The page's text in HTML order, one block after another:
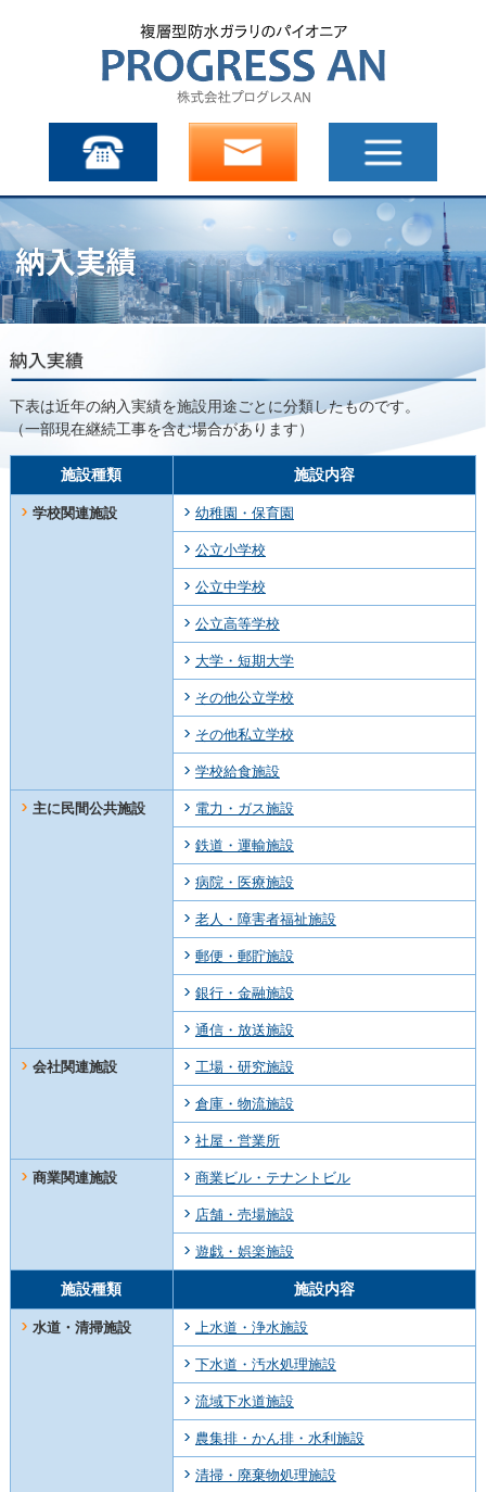
下表は近年の納入実績を施設用途ごとに分類したものです。
（一部現在継続工事を含む場合があります）
施設種類 施設内容
学校関連施設 幼稚園・保育園
公立小学校
公立中学校
公立高等学校
大学・短期大学
その他公立学校
その他私立学校
学校給食施設
主に民間公共施設 電力・ガス施設
鉄道・運輸施設
病院・医療施設
老人・障害者福祉施設
郵便・郵貯施設
銀行・金融施設
通信・放送施設
会社関連施設 工場・研究施設
倉庫・物流施設
社屋・営業所
商業関連施設 商業ビル・テナントビル
店舗・売場施設
遊戯・娯楽施設
施設種類 施設内容
水道・清掃施設 上水道・浄水施設
下水道・汚水処理施設
流域下水道施設
農集排・かん排・水利施設
清掃・廃棄物処理施設